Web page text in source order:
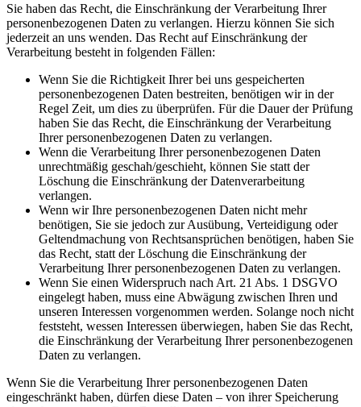
Sie haben das Recht, die Einschränkung der Verarbeitung Ihrer
personenbezogenen Daten zu verlangen. Hierzu können Sie sich
jederzeit an uns wenden. Das Recht auf Einschränkung der
Verarbeitung besteht in folgenden Fällen:
Wenn Sie die Richtigkeit Ihrer bei uns gespeicherten
personenbezogenen Daten bestreiten, benötigen wir in der
Regel Zeit, um dies zu überprüfen. Für die Dauer der Prüfung
haben Sie das Recht, die Einschränkung der Verarbeitung
Ihrer personenbezogenen Daten zu verlangen.
Wenn die Verarbeitung Ihrer personenbezogenen Daten
unrechtmäßig geschah/geschieht, können Sie statt der
Löschung die Einschränkung der Datenverarbeitung
verlangen.
Wenn wir Ihre personenbezogenen Daten nicht mehr
benötigen, Sie sie jedoch zur Ausübung, Verteidigung oder
Geltendmachung von Rechtsansprüchen benötigen, haben Sie
das Recht, statt der Löschung die Einschränkung der
Verarbeitung Ihrer personenbezogenen Daten zu verlangen.
Wenn Sie einen Widerspruch nach Art. 21 Abs. 1 DSGVO
eingelegt haben, muss eine Abwägung zwischen Ihren und
unseren Interessen vorgenommen werden. Solange noch nicht
feststeht, wessen Interessen überwiegen, haben Sie das Recht,
die Einschränkung der Verarbeitung Ihrer personenbezogenen
Daten zu verlangen.
Wenn Sie die Verarbeitung Ihrer personenbezogenen Daten
eingeschränkt haben, dürfen diese Daten – von ihrer Speicherung